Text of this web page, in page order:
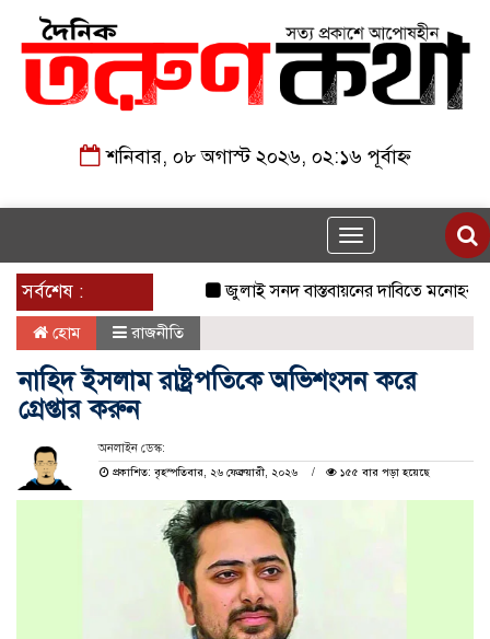
শনিবার, ০৮ অগাস্ট ২০২৬, ০২:১৬ পূর্বাহ্ন
Toggle
navigation
সর্বশেষ :
জুলাই সনদ বাস্তবায়নের দাবিতে মনোহরগঞ্জে
হোম রাজনীতি
নাহিদ ইসলাম রাষ্ট্রপতিকে অভিশংসন করে
গ্রেপ্তার করুন
অনলাইন ডেস্ক:
প্রকাশিত: বৃহস্পতিবার, ২৬ ফেব্রুয়ারী, ২০২৬
১৫৫ বার পড়া হয়েছে